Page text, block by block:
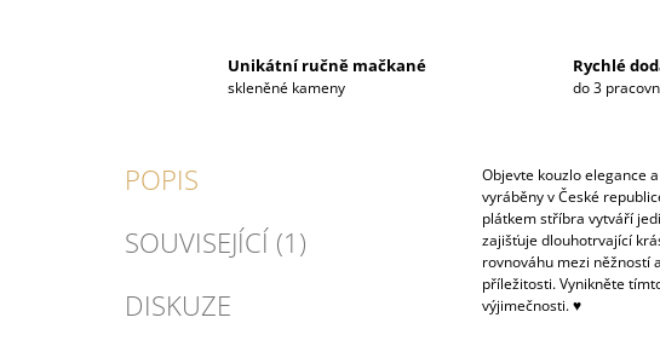
Unikátní ručně mačkané
skleněné kameny
Rychlé
do 3
POPIS
SOUVISEJÍCÍ (1)
DISKUZE
Objevte kouzlo elegance
vyráběny v České
plátkem stříbra vytváří
zajišťuje dlouhotrvající
rovnováhu mezi něžností
příležitosti. Vynikněte
výjimečnosti. ♥